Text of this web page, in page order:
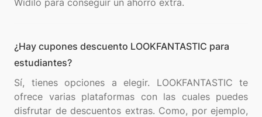
¿Hay cupones descuento LOOKFANTASTIC para
estudiantes?
Sí, tienes opciones a elegir. LOOKFANTASTIC te
ofrece varias plataformas con las cuales puedes
disfrutar de descuentos extras. Como, por ejemplo,